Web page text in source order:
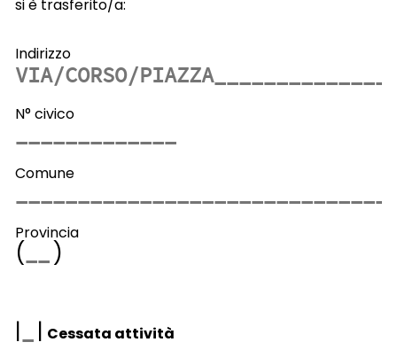
si è trasferito/a:
Indirizzo
N° civico
Comune
Provincia
( )
| | Cessata attività